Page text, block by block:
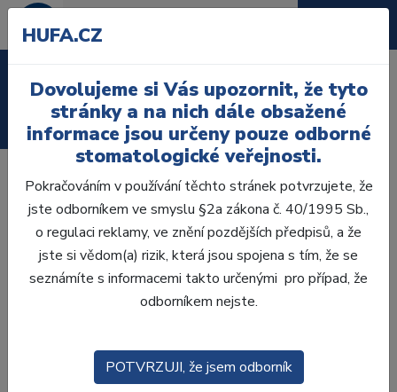
Ordinace
FenderMate®
Sekční matice pro kompozitní výplně II. třídy
HUFA.CZ
Dovolujeme si Vás upozornit, že tyto
stránky a na nich dále obsažené
informace jsou určeny pouze odborné
stomatologické veřejnosti.
Pokračováním v používání těchto stránek potvrzujete, že
jste odborníkem ve smyslu §2a zákona č. 40/1995 Sb.,
o regulaci reklamy, ve znění pozdějších předpisů, a že
jste si vědom(a) rizik, která jsou spojena s tím, že se
seznámíte s informacemi takto určenými pro případ, že
odborníkem nejste.
POTVRZUJI, že jsem odborník